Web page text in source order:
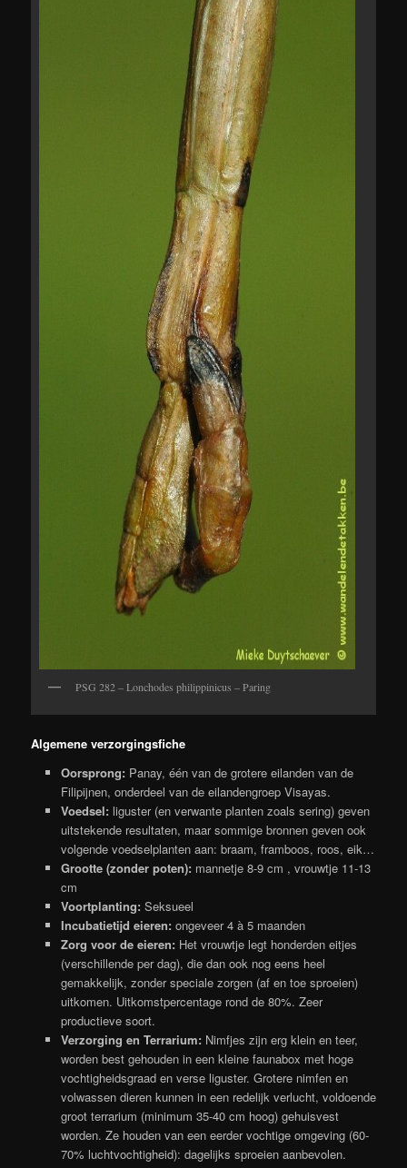
PSG 282 – Lonchodes philippinicus – Paring
Algemene verzorgingsfiche
Oorsprong: Panay, één van de grotere eilanden van de
Filipijnen, onderdeel van de eilandengroep Visayas.
Voedsel: liguster (en verwante planten zoals sering) geven
uitstekende resultaten, maar sommige bronnen geven ook
volgende voedselplanten aan: braam, framboos, roos, eik…
Grootte (zonder poten): mannetje 8-9 cm , vrouwtje 11-13
cm
Voortplanting: Seksueel
Incubatietijd eieren: ongeveer 4 à 5 maanden
Zorg voor de eieren: Het vrouwtje legt honderden eitjes
(verschillende per dag), die dan ook nog eens heel
gemakkelijk, zonder speciale zorgen (af en toe sproeien)
uitkomen. Uitkomstpercentage rond de 80%. Zeer
productieve soort.
Verzorging en Terrarium: Nimfjes zijn erg klein en teer,
worden best gehouden in een kleine faunabox met hoge
vochtigheidsgraad en verse liguster. Grotere nimfen en
volwassen dieren kunnen in een redelijk verlucht, voldoende
groot terrarium (minimum 35-40 cm hoog) gehuisvest
worden. Ze houden van een eerder vochtige omgeving (60-
70% luchtvochtigheid): dagelijks sproeien aanbevolen.